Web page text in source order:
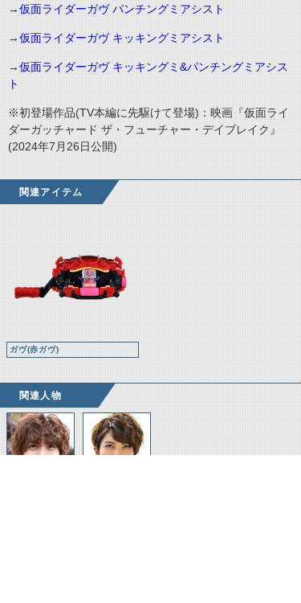
→仮面ライダーガヴ パンチングミアシスト
→仮面ライダーガヴ キッキングミアシスト
→仮面ライダーガヴ キッキングミ&パンチングミアシス
ト
※初登場作品(TV本編に先駆けて登場)：映画『仮面ライ
ダーガッチャード ザ・フューチャー・デイブレイク』
(2024年7月26日公開)
関連アイテム
ガヴ(赤ガヴ)
関連人物